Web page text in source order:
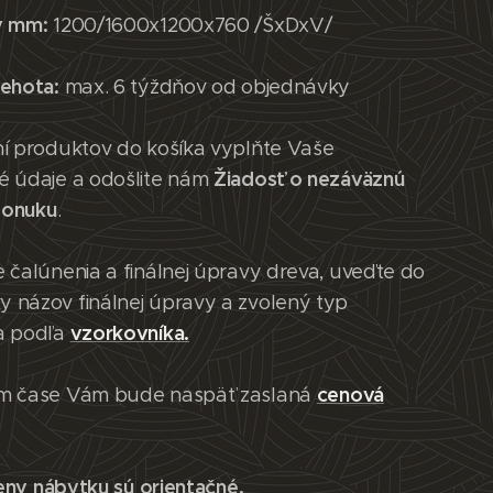
mm: 1200/1600x1200x760 /ŠxDxV/
max. 6 týždňov od objednávky
produktov do košíka vyplňte Vaše
údaje a odošlite nám Žiadosť o nezáväznú
.
čalúnenia a finálnej úpravy dreva, uveďte do
názov finálnej úpravy a zvolený typ
podľa vzorkovníka.
čase Vám bude naspäť zaslaná cenová
nábytku sú orientačné.